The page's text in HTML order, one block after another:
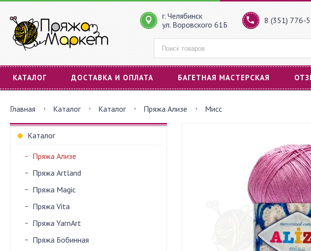
г. Челябинск
ул. Воровского 61Б
8 (351) 776-
КАТАЛОГ ДОСТАВКА И ОПЛАТА БАГЕТНАЯ МАСТЕРСКАЯ
Главная Каталог Каталог Пряжа Ализе Мисс
Каталог
Пряжа Ализе
Пряжа Artland
Пряжа Magic
Пряжа Vita
Пряжа YarnArt
Пряжа Бобинная